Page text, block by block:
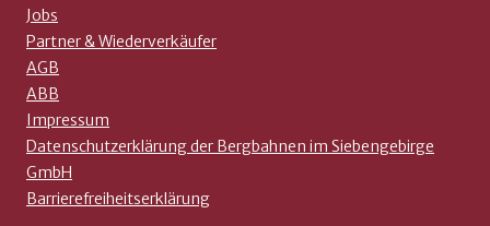
Jobs
Partner & Wiederverkäufer
AGB
ABB
Impressum
Datenschutzerklärung der Bergbahnen im Siebengebirge
GmbH
Barrierefreiheitserklärung